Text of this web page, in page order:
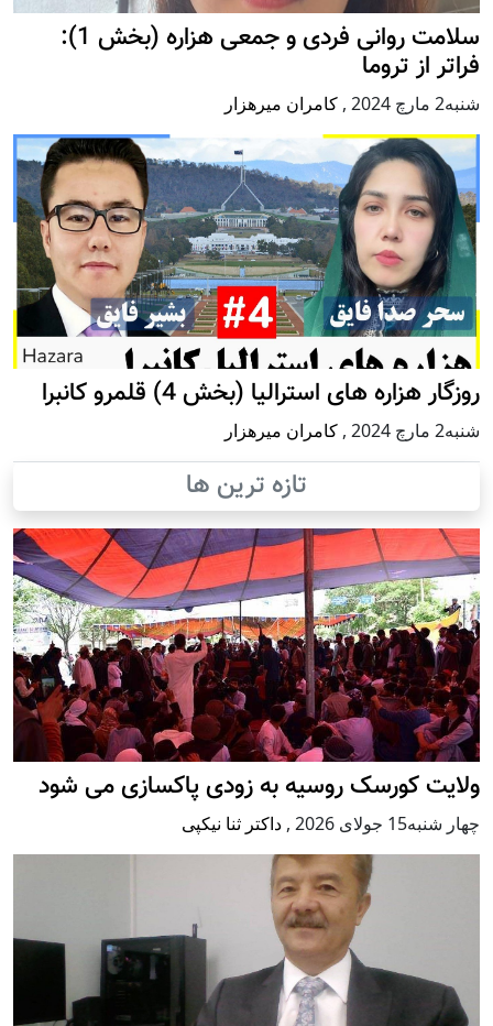
سلامت روانی فردی و جمعی هزاره (بخش 1):
فراتر از تروما
شنبه2 مارچ 2024 , کامران میرهزار
روزگار هزاره های استرالیا (بخش 4) قلمرو کانبرا
شنبه2 مارچ 2024 , کامران میرهزار
تازه ترین ها
ولایت کورسک روسیه به زودی پاکسازی می شود
چهار شنبه15 جولای 2026 , داکتر ثنا نیکپی